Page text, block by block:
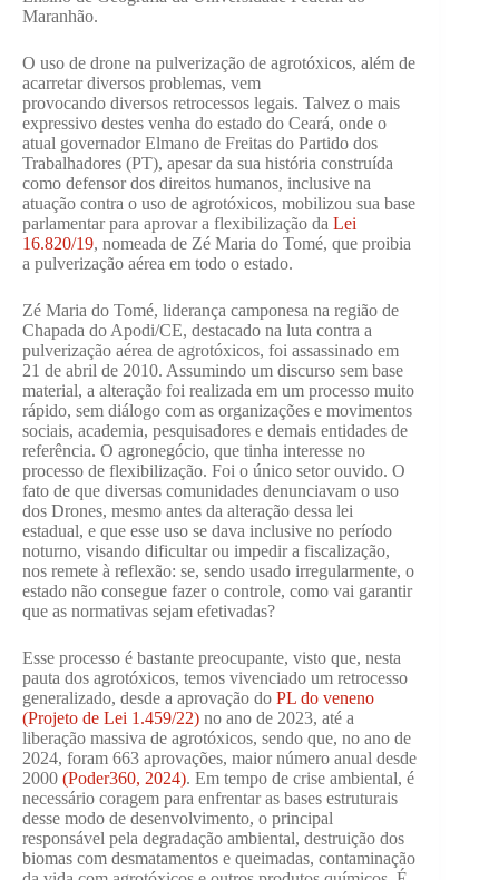
Maranhão.
O uso de drone na pulverização de agrotóxicos, além de
acarretar diversos problemas, vem
provocando diversos retrocessos legais. Talvez o mais
expressivo destes venha do estado do Ceará, onde o
atual governador Elmano de Freitas do Partido dos
Trabalhadores (PT), apesar da sua história construída
como defensor dos direitos humanos, inclusive na
atuação contra o uso de agrotóxicos, mobilizou sua base
parlamentar para aprovar a flexibilização da Lei
16.820/19, nomeada de Zé Maria do Tomé, que proibia
a pulverização aérea em todo o estado.
Zé Maria do Tomé, liderança camponesa na região de
Chapada do Apodi/CE, destacado na luta contra a
pulverização aérea de agrotóxicos, foi assassinado em
21 de abril de 2010. Assumindo um discurso sem base
material, a alteração foi realizada em um processo muito
rápido, sem diálogo com as organizações e movimentos
sociais, academia, pesquisadores e demais entidades de
referência. O agronegócio, que tinha interesse no
processo de flexibilização. Foi o único setor ouvido. O
fato de que diversas comunidades denunciavam o uso
dos Drones, mesmo antes da alteração dessa lei
estadual, e que esse uso se dava inclusive no período
noturno, visando dificultar ou impedir a fiscalização,
nos remete à reflexão: se, sendo usado irregularmente, o
estado não consegue fazer o controle, como vai garantir
que as normativas sejam efetivadas?
Esse processo é bastante preocupante, visto que, nesta
pauta dos agrotóxicos, temos vivenciado um retrocesso
generalizado, desde a aprovação do PL do veneno
(Projeto de Lei 1.459/22) no ano de 2023, até a
liberação massiva de agrotóxicos, sendo que, no ano de
2024, foram 663 aprovações, maior número anual desde
2000 (Poder360, 2024). Em tempo de crise ambiental, é
necessário coragem para enfrentar as bases estruturais
desse modo de desenvolvimento, o principal
responsável pela degradação ambiental, destruição dos
biomas com desmatamentos e queimadas, contaminação